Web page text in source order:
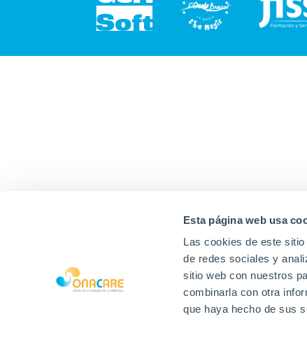
Esta página web usa
Las cookies de este
de redes sociales y
sitio web con nuestros
combinarla con otra
que haya hecho de sus